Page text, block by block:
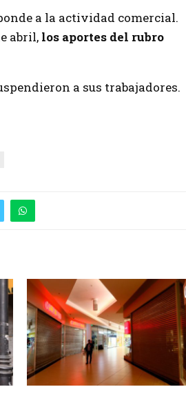
a la actividad comercial.
abril, los aportes del rubro
a sus trabajadores.